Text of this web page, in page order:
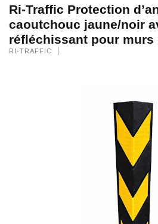
Ri-Traffic Protection
caoutchouc jaune/noir
réfléchissant pour murs
RI-TRAFFIC